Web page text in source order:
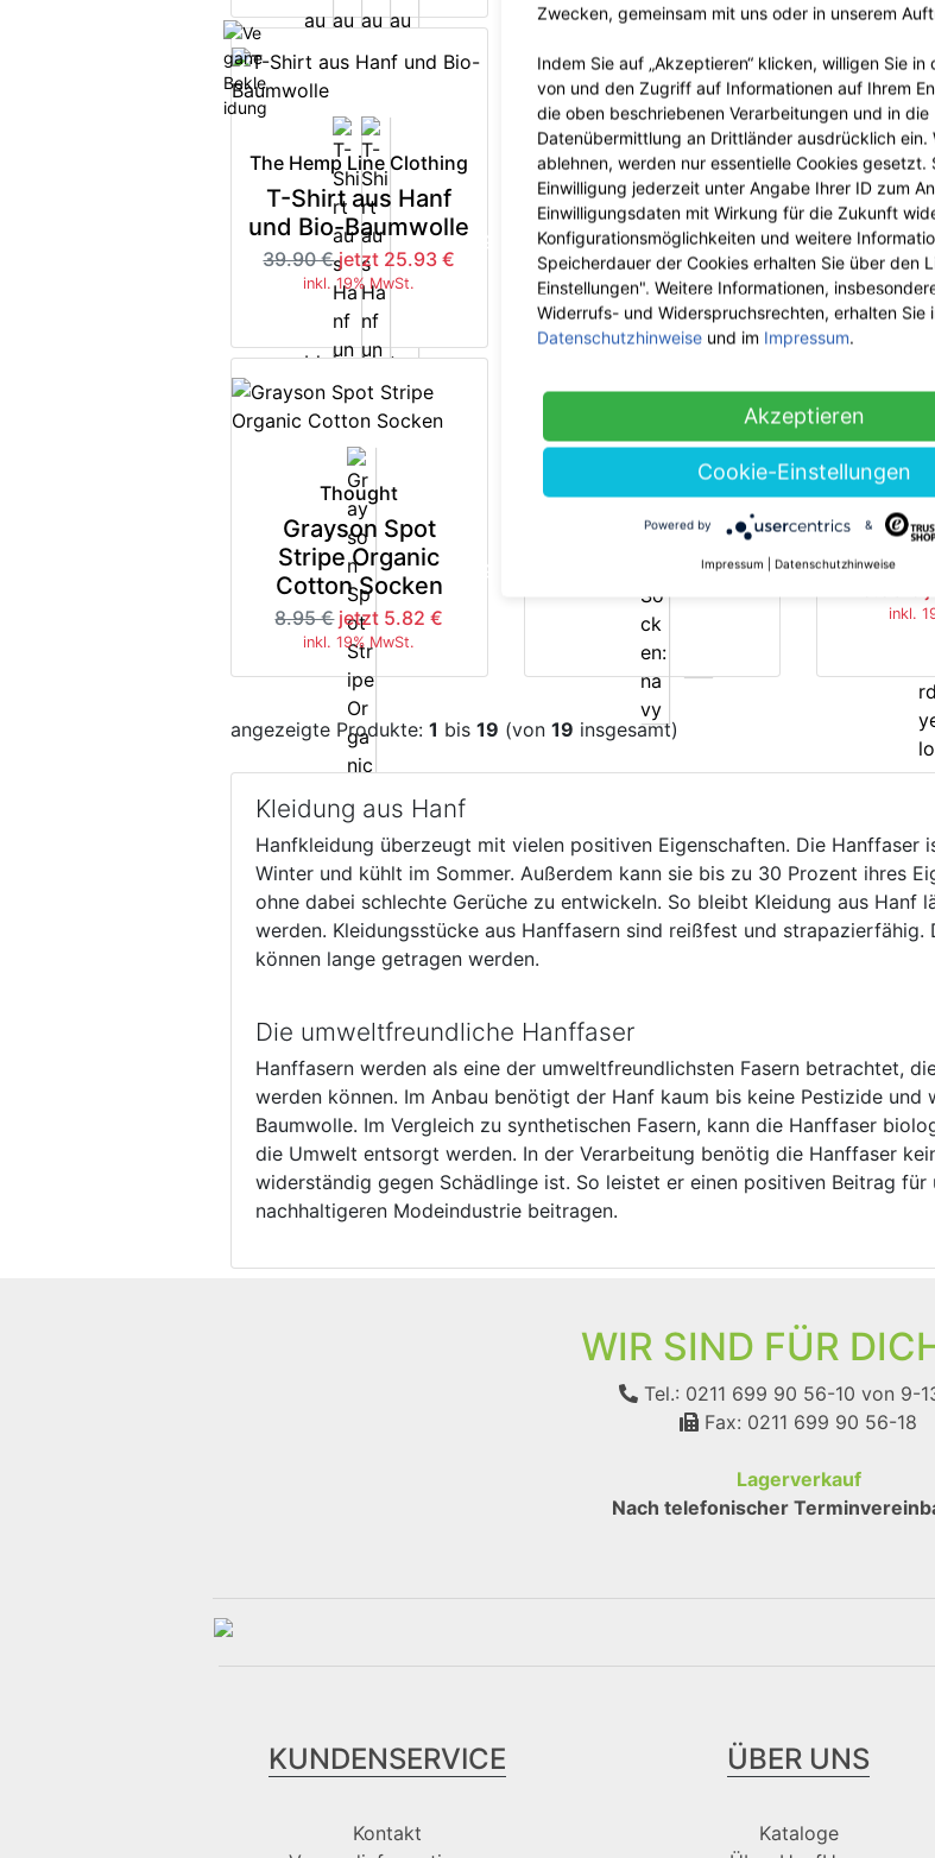
The Hemp Line Clothing
T-Shirt aus Hanf
und Bio-Baumwolle
39.90 € jetzt 25.93 €
inkl. 19% MwSt.
-35%
The Hemp Line Clothing
Tanktop aus Bio-
Baumwolle mit
Hanf
47.90 € jetzt 31.14 €
inkl. 19% MwSt.
-35%
Cotton
8.95 €
inkl.
Thought
Grayson Spot
Stripe Organic
Cotton Socken
8.95 € jetzt 5.82 €
inkl. 19% MwSt.
-35%
Hanf Helden
Socken
jetzt 6.43 €-35%
Mens
inkl.
angezeigte Produkte:1 bis19 (von19 insgesamt)
Kleidung aus Hanf
Hanfkleidung überzeugt mit vielen positiven Eigenschaften. Die Hanffaser
Winter und kühlt im Sommer. Außerdem kann sie bis zu 30 Prozent ihres
ohne dabei schlechte Gerüche zu entwickeln. So bleibt Kleidung aus Hanf
werden. Kleidungsstücke aus Hanffasern sind reißfest und strapazierfähig.
können lange getragen werden.
Die umweltfreundliche Hanffaser
Hanffasern werden als eine der umweltfreundlichsten Fasern betrachtet,
werden können. Im Anbau benötigt der Hanf kaum bis keine Pestizide und
Baumwolle. Im Vergleich zu synthetischen Fasern, kann die Hanffaser
die Umwelt entsorgt werden. In der Verarbeitung benötig die Hanffaser
widerständig gegen Schädlinge ist. So leistet er einen positiven Beitrag für
nachhaltigeren Modeindustrie beitragen.
WIR SIND FÜR
Tel.: 0211 699 90 56-10 von 9-
Fax: 0211 699 90 56-18
Lagerverkauf
Nach telefonischer
KUNDENSERVICE
Kontakt
ÜBER UNS
Kataloge
Zwecken, gemeinsam mit uns oder in unserem
Indem Sie auf „Akzeptieren“ klicken, willigen Sie in
von und den Zugriff auf Informationen auf Ihrem
die oben beschriebenen Verarbeitungen und in die
Datenübermittlung an Drittländer ausdrücklich ein.
ablehnen, werden nur essentielle Cookies gesetzt.
Einwilligung jederzeit unter Angabe Ihrer ID zum
Einwilligungsdaten mit Wirkung für die Zukunft
Konfigurationsmöglichkeiten und weitere
Speicherdauer der Cookies erhalten Sie über den
Einstellungen". Weitere Informationen,
Widerrufs- und Widerspruchsrechten, erhalten Sie
Datenschutzhinweise und im Impressum.
Akzeptieren
Cookie-Einstellungen
Powered by &
Impressum | Datenschutzhinweise